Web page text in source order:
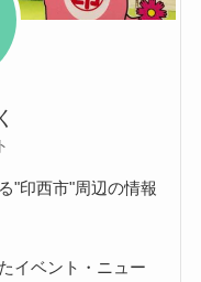
"印西市"周辺の情報
イベント・ニュー